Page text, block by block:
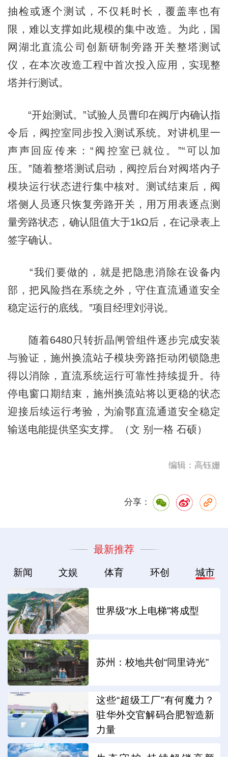
抽检或逐个测试，不仅耗时长，覆盖率也有
限，难以支撑如此规模的集中改造。为此，国
网湖北直流公司创新研制旁路开关整塔测试
仪，在本次改造工程中首次投入应用，实现整
塔并行测试。
“开始测试。”试验人员曹印在阀厅内确认指
令后，阀控室同步投入测试系统。对讲机里一
声声回应传来：“阀控室已就位。”“可以加
压。”随着整塔测试启动，阀控后台对阀塔内子
模块运行状态进行集中核对。测试结束后，阀
塔侧人员逐只恢复旁路开关，用万用表逐点测
量旁路状态，确认阻值大于1kΩ后，在记录表上
签字确认。
“我们要做的，就是把隐患消除在设备内
部，把风险挡在系统之外，守住直流通道安全
稳定运行的底线。”项目经理刘浔说。
随着6480只转折晶闸管组件逐步完成安装
与验证，施州换流站子模块旁路拒动闭锁隐患
得以消除，直流系统运行可靠性持续提升。待
停电窗口期结束，施州换流站将以更稳的状态
迎接后续运行考验，为渝鄂直流通道安全稳定
输送电能提供坚实支撑。（文 别一格 石硕）
编辑：高钰姗
分享：
最新推荐
新闻 文娱 体育 环创 城市
世界级“水上电梯”将成型
苏州：校地共创“同里诗光”
这些“超级工厂”有何魔力？
驻华外交官解码合肥智造新
力量